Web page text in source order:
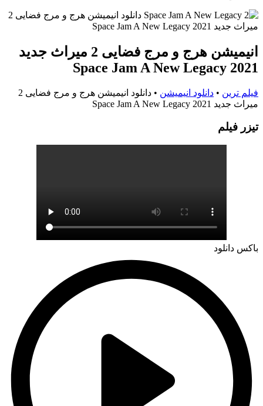
انیمیشن هرج و مرج فضایی 2 میراث جدید
Space Jam A New Legacy 2021
فیلم ترین • دانلود انیمیشن •
دانلود انیمیشن هرج و مرج فضایی 2
میراث جدید Space Jam A New Legacy 2021
تيزر فيلم
باکس دانلود